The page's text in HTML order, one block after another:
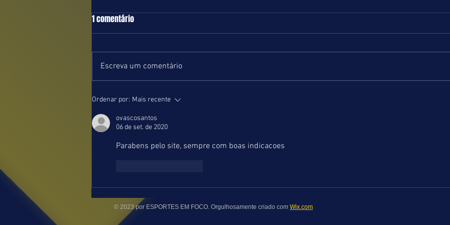
TURFE = DOMINGO = 09.08.26 = SP
Boa e equilibrada programação
no Hipódromo de Cidade Jardim.
na areia, ambas leves. Estamos
FUTEBOL = DICAS DE 08 a 09.08.26
Tivemos um reaparecimento
1 comentário
Escreva um comentário
Ordenar por: Mais recente
ovascosantos
06 de set. de 2020
Parabens pelo site, sempre com boas indicacoes
© 2023 por ESPORTES EM FOCO. Orgulhosamente criado com Wix.com